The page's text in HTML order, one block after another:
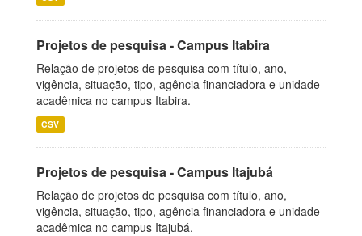
Projetos de pesquisa - Campus Itabira
Relação de projetos de pesquisa com título, ano,
vigência, situação, tipo, agência financiadora e unidade
acadêmica no campus Itabira.
CSV
Projetos de pesquisa - Campus Itajubá
Relação de projetos de pesquisa com título, ano,
vigência, situação, tipo, agência financiadora e unidade
acadêmica no campus Itajubá.